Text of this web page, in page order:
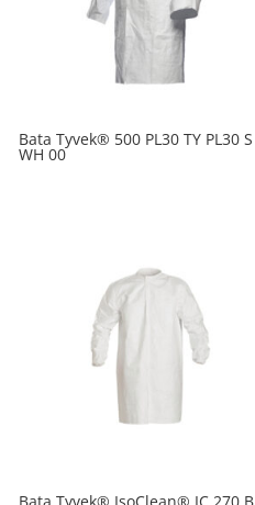
Bata Tyvek® 500 PL30 TY PL30 S
WH 00